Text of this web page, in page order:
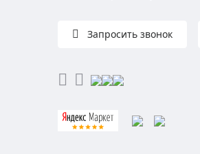
Запросить звонок